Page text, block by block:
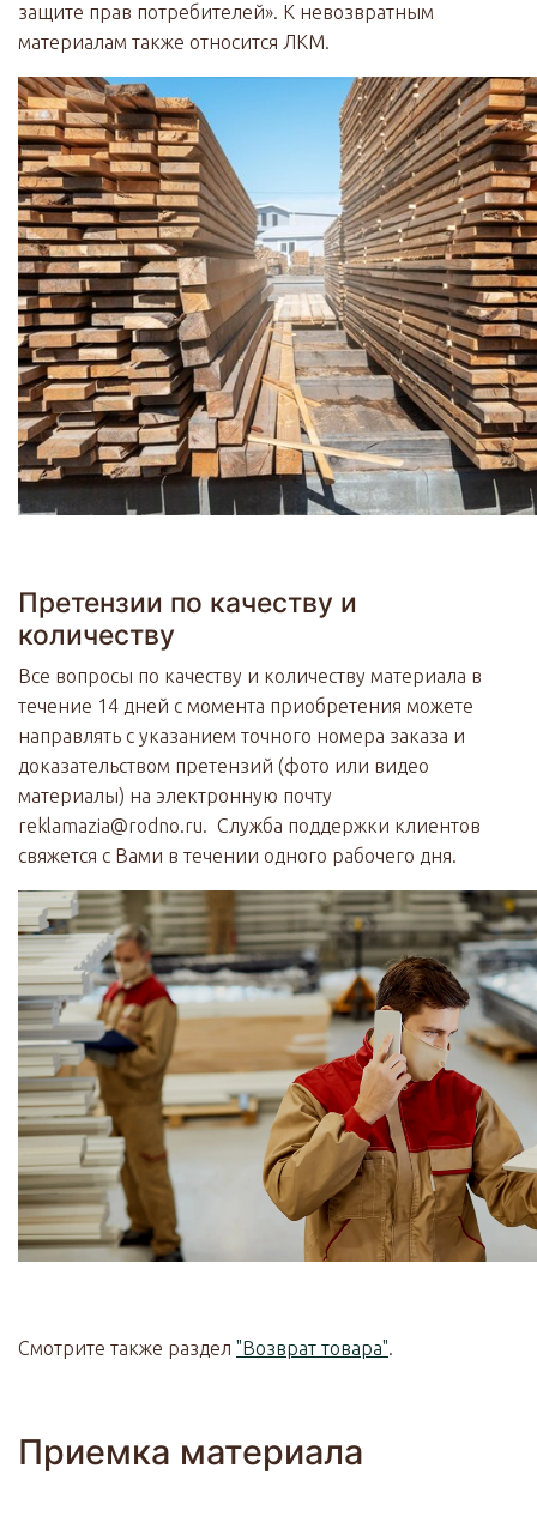
защите прав потребителей». К невозвратным
материалам также относится ЛКМ.
Претензии по качеству и
количеству
Все вопросы по качеству и количеству материала в
течение 14 дней с момента приобретения можете
направлять с указанием точного номера заказа и
доказательством претензий (фото или видео
материалы) на электронную почту
reklamazia@rodno.ru. Служба поддержки клиентов
свяжется с Вами в течении одного рабочего дня.
Смотрите также раздел "Возврат товара".
Приемка материала